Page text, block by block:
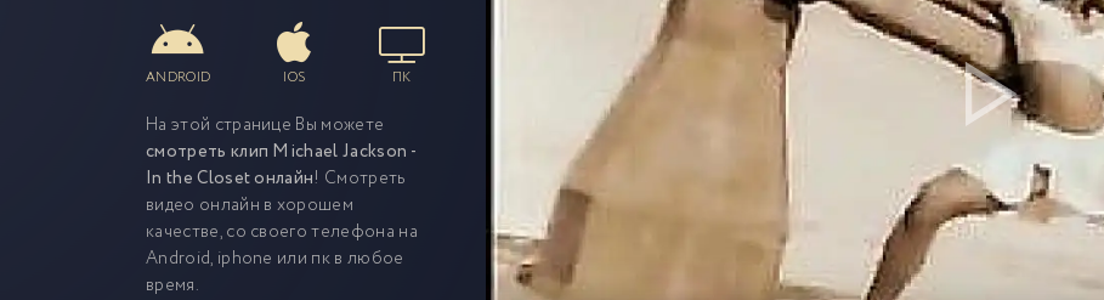
ANDROID IOS ПК
На этой странице Вы можете
смотреть клип Michael Jackson -
In the Closet онлайн! Смотреть
видео онлайн в хорошем
качестве, со своего телефона на
Android, iphone или пк в любое
время.